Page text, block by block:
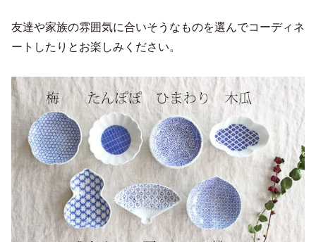
友達や家族の雰囲気に合いそうなものを選んでコーディネ
ートしたりとお楽しみください。